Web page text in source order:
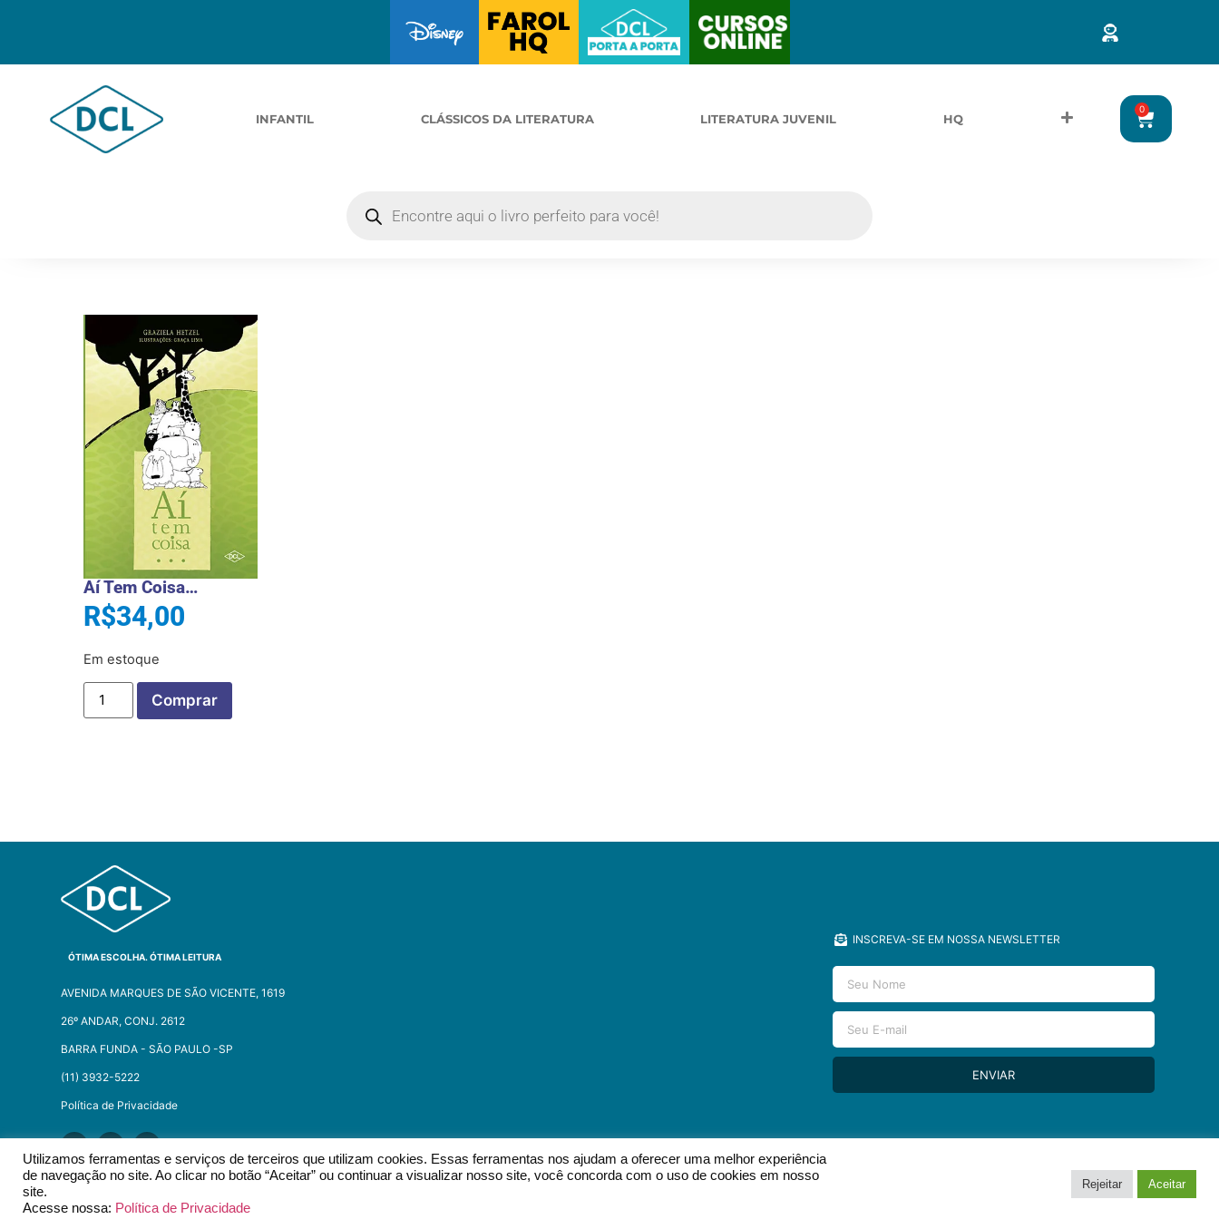
INFANTIL CLÁSSICOS DA LITERATURA LITERATURA JUVENIL HQ
0
Aí Tem Coisa…
R$34,00
Em estoque
Comprar
ÓTIMA ESCOLHA. ÓTIMA LEITURA
AVENIDA MARQUES DE SÃO VICENTE, 1619
26º ANDAR, CONJ. 2612
BARRA FUNDA - SÃO PAULO -SP​
(11) 3932-5222
Política de Privacidade
INSCREVA-SE EM NOSSA NEWSLETTER
ENVIAR
2026 © EDITORA DCL - TODOS OS DIREITOS RESERVADOS.​
Utilizamos ferramentas e serviços de terceiros que utilizam cookies. Essas ferramentas nos ajudam a oferecer uma melhor experiência
de navegação no site. Ao clicar no botão “Aceitar” ou continuar a visualizar nosso site, você concorda com o uso de cookies em nosso
site.
Acesse nossa: Política de Privacidade
Rejeitar Aceitar